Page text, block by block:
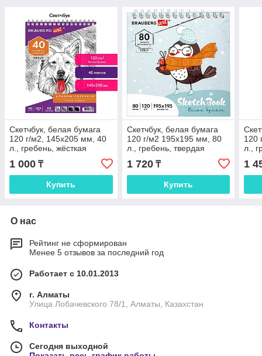
Скетчбук, белая бумага
120 г/м2, 145х205 мм, 40
л., гребень, жёсткая
подложка, BRAUBERG
ART DEBUT
1 000 ₸
Купить
Скетчбук, белая бумага
120 г/м2 195х195 мм, 80
л., гребень, твердая
обложка, BRAUBERG ART
DEBUT
1 720₸
Купить
120
л.,
1
О нас
Рейтинг не сформирован
Менее 5 отзывов за последний год
Работает с 10.01.2013
г. Алматы
Улица Лобачевского 78/1, Алматы, Казахстан
Контакты
Сегодня выходной